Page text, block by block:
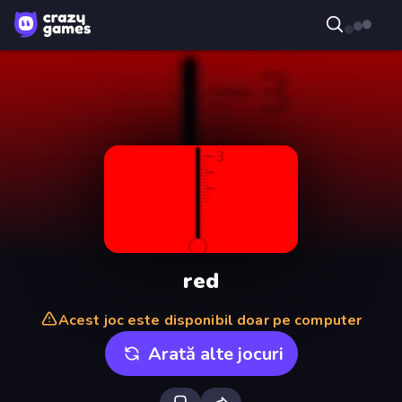
red
Acest joc este disponibil doar pe computer
Arată alte jocuri